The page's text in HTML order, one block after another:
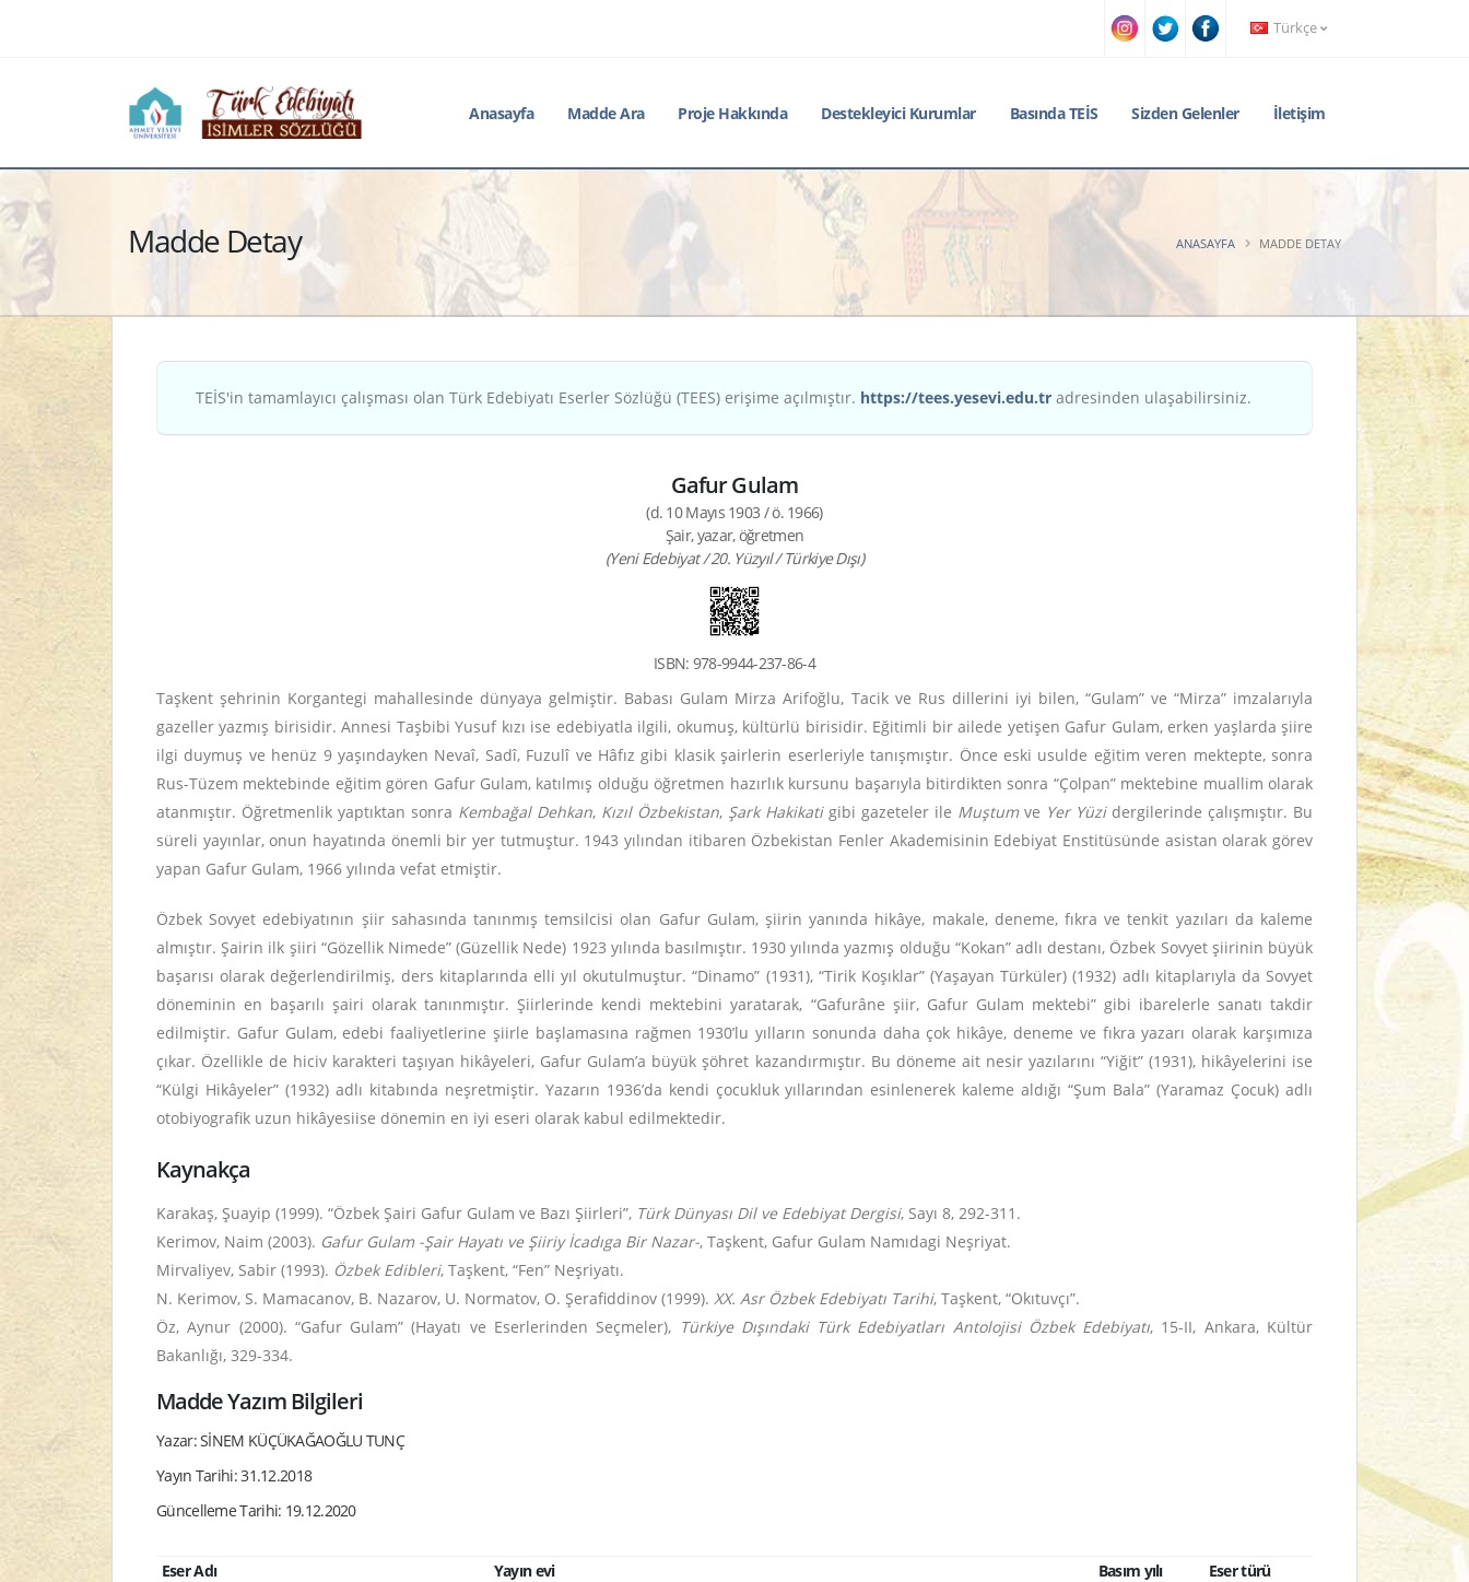
Türkçe
Anasayfa Madde Ara Proje Hakkında Destekleyici Kurumlar Basında TEİS Sizden Gelenler İletişim
Madde Detay ANASAYFA MADDE DETAY
TEİS'in tamamlayıcı çalışması olan Türk Edebiyatı Eserler Sözlüğü (TEES) erişime açılmıştır. https://tees.yesevi.edu.tr adresinden ulaşabilirsiniz.
Gafur Gulam
(d. 10 Mayıs 1903 / ö. 1966)
Şair, yazar, öğretmen
(Yeni Edebiyat / 20. Yüzyıl / Türkiye Dışı)
ISBN: 978-9944-237-86-4
Taşkent şehrinin Korgantegi mahallesinde dünyaya gelmiştir. Babası Gulam Mirza Arifoğlu, Tacik ve Rus dillerini iyi bilen, “Gulam” ve “Mirza” imzalarıyla
gazeller yazmış birisidir. Annesi Taşbibi Yusuf kızı ise edebiyatla ilgili, okumuş, kültürlü birisidir. Eğitimli bir ailede yetişen Gafur Gulam, erken yaşlarda şiire
ilgi duymuş ve henüz 9 yaşındayken Nevaî, Sadî, Fuzulî ve Hâfız gibi klasik şairlerin eserleriyle tanışmıştır. Önce eski usulde eğitim veren mektepte, sonra
Rus-Tüzem mektebinde eğitim gören Gafur Gulam, katılmış olduğu öğretmen hazırlık kursunu başarıyla bitirdikten sonra “Çolpan” mektebine muallim olarak
atanmıştır. Öğretmenlik yaptıktan sonra Kembağal Dehkan, Kızıl Özbekistan, Şark Hakikatigibi gazeteler ile Muştumve Yer Yüzidergilerinde çalışmıştır. Bu
süreli yayınlar, onun hayatında önemli bir yer tutmuştur. 1943 yılından itibaren Özbekistan Fenler Akademisinin Edebiyat Enstitüsünde asistan olarak görev
yapan Gafur Gulam, 1966 yılında vefat etmiştir.
Özbek Sovyet edebiyatının şiir sahasında tanınmış temsilcisi olan Gafur Gulam, şiirin yanında hikâye, makale, deneme, fıkra ve tenkit yazıları da kaleme
almıştır. Şairin ilk şiiri “Gözellik Nimede” (Güzellik Nede) 1923 yılında basılmıştır. 1930 yılında yazmış olduğu “Kokan” adlı destanı, Özbek Sovyet şiirinin büyük
başarısı olarak değerlendirilmiş, ders kitaplarında elli yıl okutulmuştur. “Dinamo” (1931), “Tirik Koşıklar” (Yaşayan Türküler) (1932) adlı kitaplarıyla da Sovyet
döneminin en başarılı şairi olarak tanınmıştır. Şiirlerinde kendi mektebini yaratarak, “Gafurâne şiir, Gafur Gulam mektebi” gibi ibarelerle sanatı takdir
edilmiştir. Gafur Gulam, edebi faaliyetlerine şiirle başlamasına rağmen 1930’lu yılların sonunda daha çok hikâye, deneme ve fıkra yazarı olarak karşımıza
çıkar. Özellikle de hiciv karakteri taşıyan hikâyeleri, Gafur Gulam’a büyük şöhret kazandırmıştır. Bu döneme ait nesir yazılarını “Yiğit” (1931), hikâyelerini ise
“Külgi Hikâyeler” (1932) adlı kitabında neşretmiştir. Yazarın 1936’da kendi çocukluk yıllarından esinlenerek kaleme aldığı “Şum Bala” (Yaramaz Çocuk) adlı
otobiyografik uzun hikâyesiise dönemin en iyi eseri olarak kabul edilmektedir.
Kaynakça
Karakaş, Şuayip (1999). “Özbek Şairi Gafur Gulam ve Bazı Şiirleri”, Türk Dünyası Dil ve Edebiyat Dergisi, Sayı 8, 292-311.
Kerimov, Naim (2003). Gafur Gulam -Şair Hayatı ve Şiiriy İcadıga Bir Nazar-, Taşkent, Gafur Gulam Namıdagi Neşriyat.
Mirvaliyev, Sabir (1993). Özbek Edibleri, Taşkent, “Fen” Neşriyatı.
N. Kerimov, S. Mamacanov, B. Nazarov, U. Normatov, O. Şerafiddinov (1999). XX. Asr Özbek Edebiyatı Tarihi, Taşkent, “Okıtuvçı”.
Öz, Aynur (2000). “Gafur Gulam” (Hayatı ve Eserlerinden Seçmeler), Türkiye Dışındaki Türk Edebiyatları Antolojisi Özbek Edebiyatı, 15-II, Ankara, Kültür
Bakanlığı, 329-334.
Madde Yazım Bilgileri
Yazar: SİNEM KÜÇÜKAĞAOĞLU TUNÇ
Yayın Tarihi: 31.12.2018
Güncelleme Tarihi: 19.12.2020
Eser Adı Yayın evi Basım yılı
Eser türü